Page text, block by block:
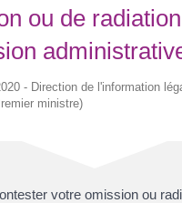
ou de
- Direction de l'information
ministre)
votre omission ou